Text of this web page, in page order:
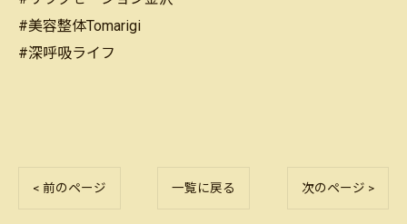
#美容整体Tomarigi
#深呼吸ライフ
< 前のページ 一覧に戻る 次のページ >